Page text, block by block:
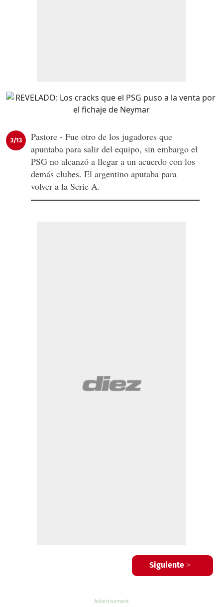
3/13
Pastore - Fue otro de los jugadores que
apuntaba para salir del equipo, sin embargo el
PSG no alcanzó a llegar a un acuerdo con los
demás clubes. El argentino aputaba para
volver a la Serie A.
Siguiente >